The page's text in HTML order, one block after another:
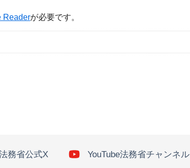
Readerが必要です。
務省公式X YouTube法務省チャンネル